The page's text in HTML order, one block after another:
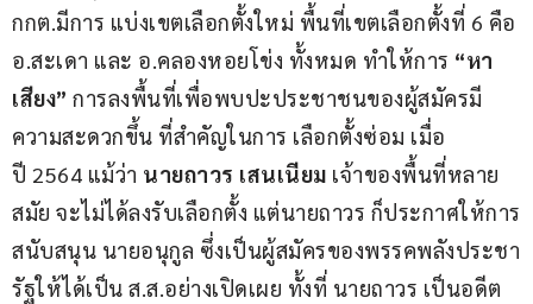
กกต.มีการ แบ่งเขตเลือกตั้งใหม่ พื้นที่เขตเลือกตั้งที่ 6 คือ
อ.สะเดา และ อ.คลองหอยโข่ง ทั้งหมด ทำให้การ “หา
เสียง” การลงพื้นที่เพื่อพบปะประชาชนของผู้สมัครมี
ความสะดวกขึ้น ที่สำคัญในการ เลือกตั้งซ่อม เมื่อ
ปี 2564 แม้ว่า นายถาวร เสนเนียม เจ้าของพื้นที่หลาย
สมัย จะไม่ได้ลงรับเลือกตั้ง แต่นายถาวร ก็ประกาศให้การ
สนับสนุน นายอนุกูล ซึ่งเป็นผู้สมัครของพรรคพลังประชา
รัฐให้ได้เป็น ส.ส.อย่างเปิดเผย ทั้งที่ นายถาวร เป็นอดีต